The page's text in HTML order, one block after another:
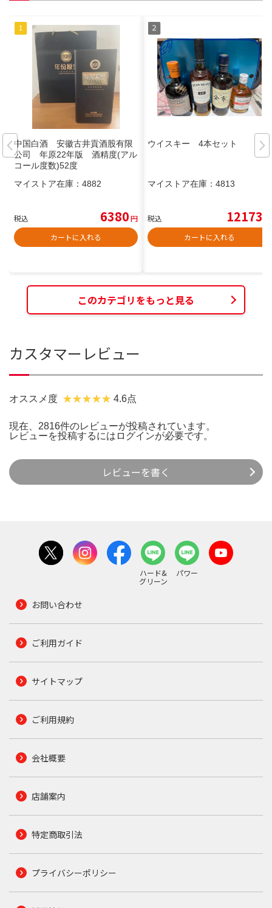
中国白酒 安徽古井貢酒股有限
公司 年原22年版 酒精度(アル
コール度数)52度
マイストア在庫： 4882
税込 6380円
カートに入れる
ウイスキー 4本セット
マイストア在庫： 4813
税込 12173
カートに入れる
このカテゴリをもっと見る
カスタマーレビュー
オススメ度 4.6点
現在、2816件のレビューが投稿されています。
レビューを投稿するには ログインが必要です。
レビューを書く
ハード&
グリーン
パワー
お問い合わせ
ご利用ガイド
サイトマップ
ご利用規約
会社概要
店舗案内
特定商取引法
プライバシーポリシー